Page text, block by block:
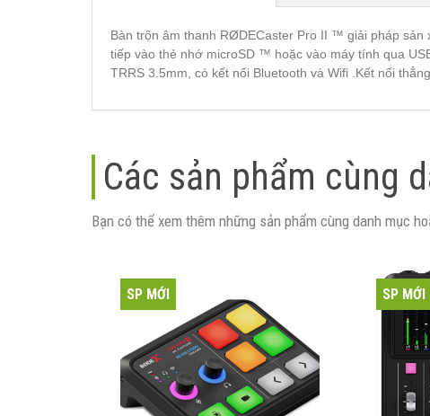
Bàn trộn âm thanh RØDECaster Pro II ™ giải pháp
tiếp vào thẻ nhớ microSD ™ hoặc vào máy tính qua
TRRS 3.5mm, có kết nối Bluetooth và Wifi .Kết nối
Các sản phẩm cùng
Bạn có thể xem thêm những sản phẩm cùng danh mục
SP MỚI SP MỚI